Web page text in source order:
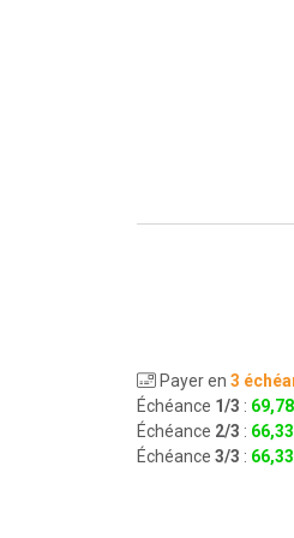
Payer en 3
Échéance 1/3 : 69,78
Échéance 2/3 : 66,33
Échéance 3/3 : 66,33